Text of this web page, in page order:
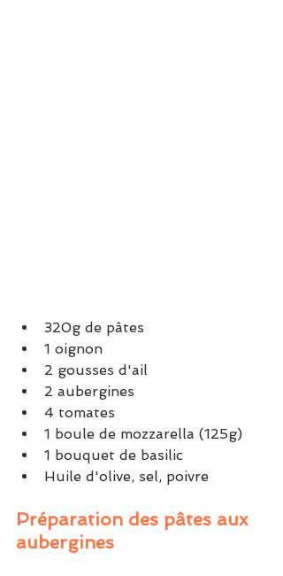
320g de pâtes
1 oignon
2 gousses d'ail
2 aubergines
4 tomates
1 boule de mozzarella (125g)
1 bouquet de basilic
Huile d'olive, sel, poivre
Préparation des pâtes aux
aubergines